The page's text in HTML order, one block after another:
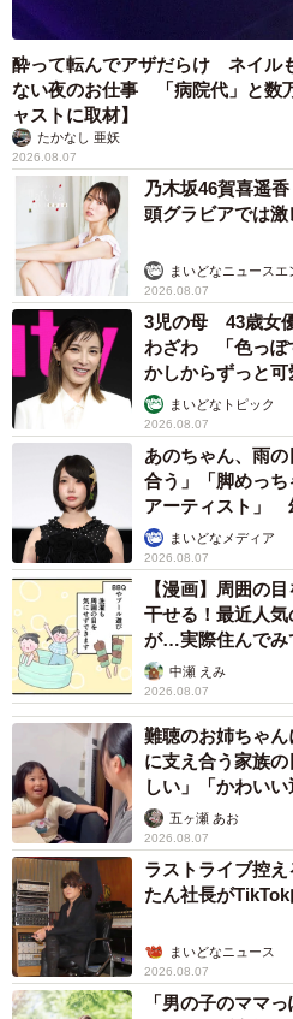
酔って転んでアザだらけ ネイル
ない夜のお仕事 「病院代」と数
ャストに取材】
たかなし 亜妖
2026.08.07
乃木坂46賀喜遥
頭グラビアでは
まいどなニュースエ
2026.08.07
3児の母 43歳女
わざわ 「色っぽ
かしからずっと可
まいどなトピック
2026.08.07
あのちゃん、雨
合う」「脚めっ
アーティスト」
まいどなメディア
2026.08.07
【漫画】周囲の
干せる！最近人
が…実際住んでみ
中瀬 えみ
2026.08.07
難聴のお姉ちゃ
に支え合う家族
しい」「かわいい
五ヶ瀬 あお
2026.08.07
ラストライブ控
たん社長が
まいどなニュース
2026.08.07
「男の子のママ